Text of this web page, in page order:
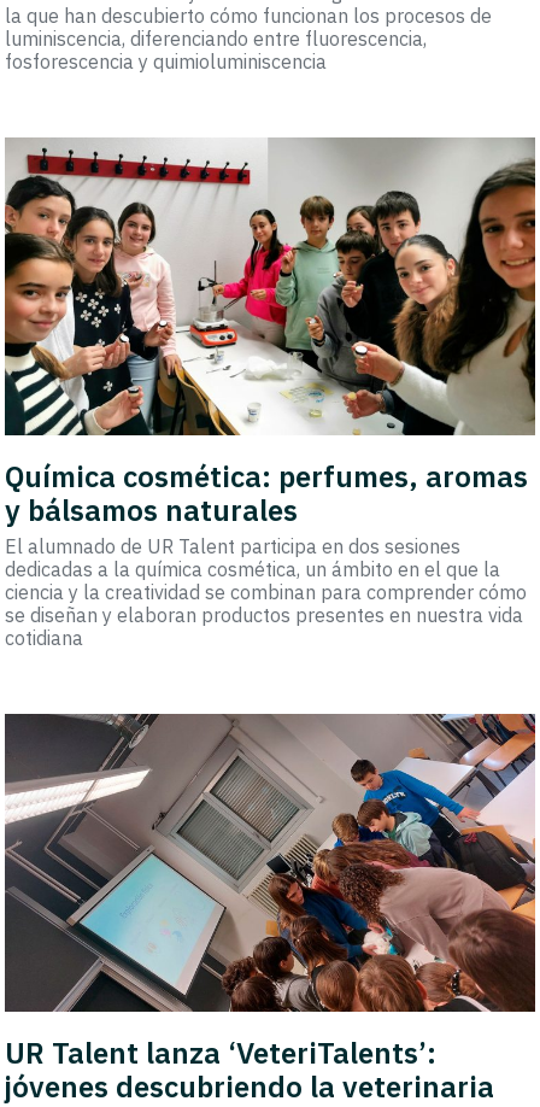
la que han descubierto cómo funcionan los procesos de
luminiscencia, diferenciando entre fluorescencia,
fosforescencia y quimioluminiscencia
Química cosmética: perfumes, aromas
y bálsamos naturales
El alumnado de UR Talent participa en dos sesiones
dedicadas a la química cosmética, un ámbito en el que la
ciencia y la creatividad se combinan para comprender cómo
se diseñan y elaboran productos presentes en nuestra vida
cotidiana
UR Talent lanza ‘VeteriTalents’:
jóvenes descubriendo la veterinaria